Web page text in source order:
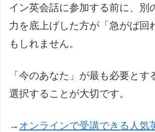
イン英会話に参加する前に、別
力を底上げした方が「急がば回
もしれません。
「今のあなた」が最も必要とす
選択することが大切です。
→ オンラインで受講できる人気